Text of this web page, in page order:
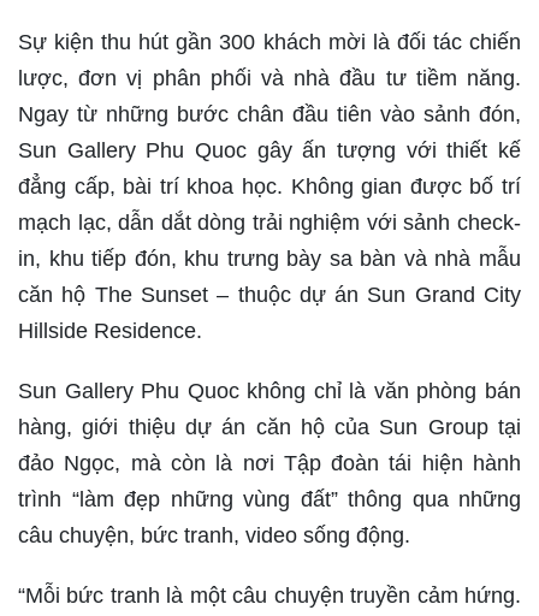
Sự kiện thu hút gần 300 khách mời là đối tác chiến
lược, đơn vị phân phối và nhà đầu tư tiềm năng.
Ngay từ những bước chân đầu tiên vào sảnh đón,
Sun Gallery Phu Quoc gây ấn tượng với thiết kế
đẳng cấp, bài trí khoa học. Không gian được bố trí
mạch lạc, dẫn dắt dòng trải nghiệm với sảnh check-
in, khu tiếp đón, khu trưng bày sa bàn và nhà mẫu
căn hộ The Sunset – thuộc dự án Sun Grand City
Hillside Residence.
Sun Gallery Phu Quoc không chỉ là văn phòng bán
hàng, giới thiệu dự án căn hộ của Sun Group tại
đảo Ngọc, mà còn là nơi Tập đoàn tái hiện hành
trình “làm đẹp những vùng đất” thông qua những
câu chuyện, bức tranh, video sống động.
“Mỗi bức tranh là một câu chuyện truyền cảm hứng.